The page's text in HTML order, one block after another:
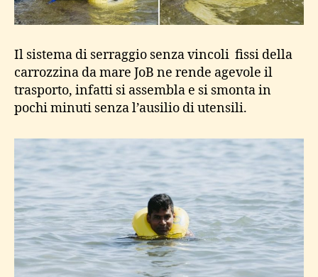
Il sistema di serraggio senza vincoli fissi della
carrozzina da mare JoB ne rende agevole il
trasporto, infatti si assembla e si smonta in
pochi minuti senza l’ausilio di utensili.